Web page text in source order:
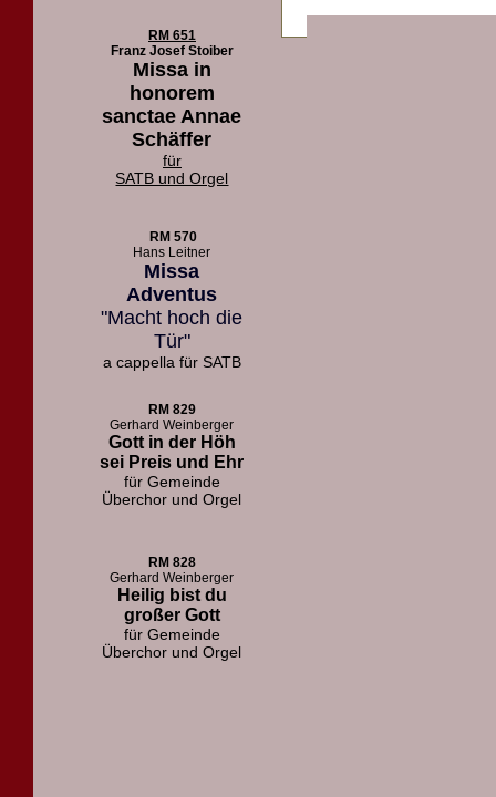
RM 651
Franz Josef Stoiber
Missa in
honorem
sanctae Annae
Schäffer
für
SATB und Orgel
RM 570
Hans Leitner
Missa
Adventus
"Macht hoch die
Tür"
a cappella für SATB
RM 829
Gerhard Weinberger
Gott in der Höh
sei Preis und Ehr
für Gemeinde
Überchor und Orgel
RM 828
Gerhard Weinberger
Heilig bist du
großer Gott
für Gemeinde
Überchor und Orgel